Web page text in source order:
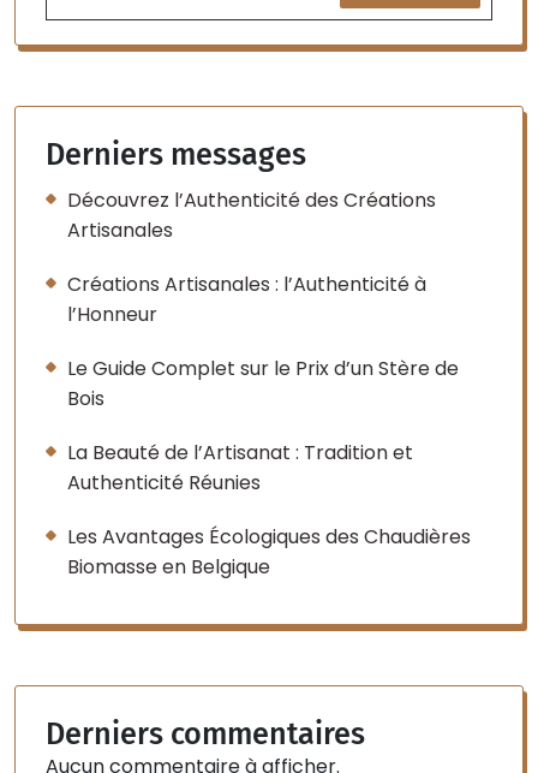
Derniers messages
Découvrez l’Authenticité des Créations
Artisanales
Créations Artisanales : l’Authenticité à
l’Honneur
Le Guide Complet sur le Prix d’un Stère de
Bois
La Beauté de l’Artisanat : Tradition et
Authenticité Réunies
Les Avantages Écologiques des Chaudières
Biomasse en Belgique
Derniers commentaires
Aucun commentaire à afficher.